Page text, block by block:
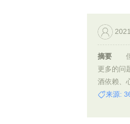
摘要
但
更多的问
酒依赖、
来源: